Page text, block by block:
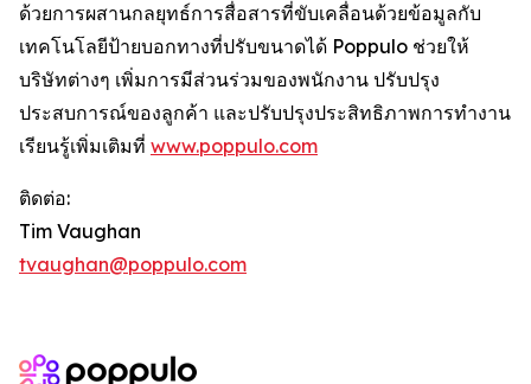
ด้วยการผสานกลยุทธ์การสื่อสารที่ขับเคลื่อนด้วยข้อมูลกับ
เทคโนโลยีป้ายบอกทางที่ปรับขนาดได้ Poppulo ช่วยให้
บริษัทต่างๆ เพิ่มการมีส่วนร่วมของพนักงาน ปรับปรุง
ประสบการณ์ของลูกค้า และปรับปรุงประสิทธิภาพการทำงาน
เรียนรู้เพิ่มเติมที่ www.poppulo.com
ติดต่อ:
Tim Vaughan
tvaughan@poppulo.com